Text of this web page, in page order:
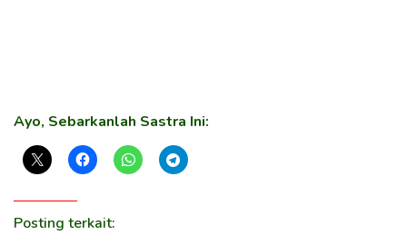
Ayo, Sebarkanlah Sastra Ini:
Posting terkait: